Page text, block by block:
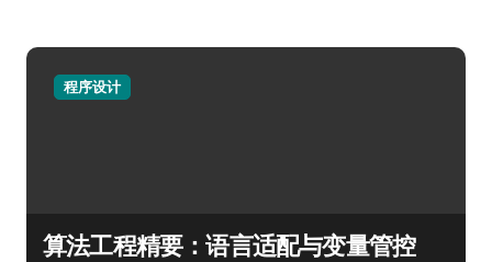
程序设计
算法工程精要：语言适配与变量管控